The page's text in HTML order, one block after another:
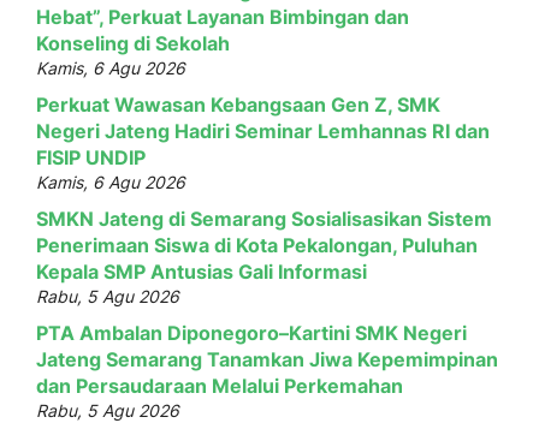
Hebat”, Perkuat Layanan Bimbingan dan
Konseling di Sekolah
Kamis, 6 Agu 2026
Perkuat Wawasan Kebangsaan Gen Z, SMK
Negeri Jateng Hadiri Seminar Lemhannas RI dan
FISIP UNDIP
Kamis, 6 Agu 2026
SMKN Jateng di Semarang Sosialisasikan Sistem
Penerimaan Siswa di Kota Pekalongan, Puluhan
Kepala SMP Antusias Gali Informasi
Rabu, 5 Agu 2026
PTA Ambalan Diponegoro–Kartini SMK Negeri
Jateng Semarang Tanamkan Jiwa Kepemimpinan
dan Persaudaraan Melalui Perkemahan
Rabu, 5 Agu 2026